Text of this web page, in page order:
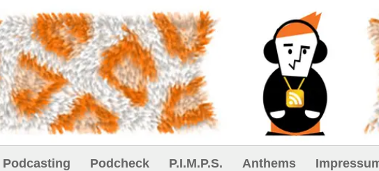
Podcasting Podcheck P.I.M.P.S. Anthems